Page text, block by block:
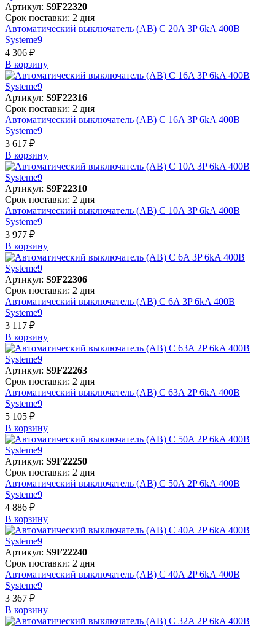
Артикул: S9F22320
Срок поставки: 2 дня
Автоматический выключатель (АВ) C 20A 3P 6kA 400В
Systeme9
4 306 ₽
В корзинy
Артикул: S9F22316
Срок поставки: 2 дня
Автоматический выключатель (АВ) C 16A 3P 6kA 400В
Systeme9
3 617 ₽
В корзинy
Артикул: S9F22310
Срок поставки: 2 дня
Автоматический выключатель (АВ) C 10A 3P 6kA 400В
Systeme9
3 977 ₽
В корзинy
Артикул: S9F22306
Срок поставки: 2 дня
Автоматический выключатель (АВ) C 6A 3P 6kA 400В
Systeme9
3 117 ₽
В корзинy
Артикул: S9F22263
Срок поставки: 2 дня
Автоматический выключатель (АВ) C 63A 2P 6kA 400В
Systeme9
5 105 ₽
В корзинy
Артикул: S9F22250
Срок поставки: 2 дня
Автоматический выключатель (АВ) C 50A 2P 6kA 400В
Systeme9
4 886 ₽
В корзинy
Артикул: S9F22240
Срок поставки: 2 дня
Автоматический выключатель (АВ) C 40A 2P 6kA 400В
Systeme9
3 367 ₽
В корзинy